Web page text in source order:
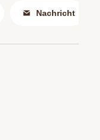
Nachricht